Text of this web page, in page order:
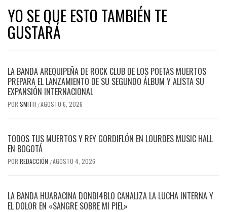
YO SE QUE ESTO TAMBIÉN TE
GUSTARÁ
LA BANDA AREQUIPEÑA DE ROCK CLUB DE LOS POETAS MUERTOS
PREPARA EL LANZAMIENTO DE SU SEGUNDO ÁLBUM Y ALISTA SU
EXPANSIÓN INTERNACIONAL
POR SMITH /AGOSTO 6, 2026
TODOS TUS MUERTOS Y REY GORDIFLÓN EN LOURDES MUSIC HALL
EN BOGOTÁ
POR REDACCIÓN /AGOSTO 4, 2026
LA BANDA HUARACINA DONDI4BLO CANALIZA LA LUCHA INTERNA Y
EL DOLOR EN «SANGRE SOBRE MI PIEL»